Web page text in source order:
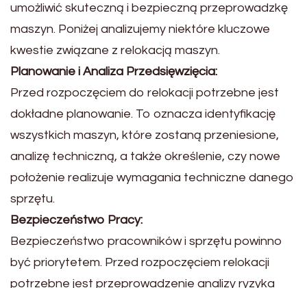
umożliwić skuteczną i bezpieczną przeprowadzkę
maszyn. Poniżej analizujemy niektóre kluczowe
kwestie związane z relokacją maszyn.
Planowanie i Analiza Przedsięwzięcia:
Przed rozpoczęciem do relokacji potrzebne jest
dokładne planowanie. To oznacza identyfikację
wszystkich maszyn, które zostaną przeniesione,
analizę techniczną, a także określenie, czy nowe
położenie realizuje wymagania techniczne danego
sprzętu.
Bezpieczeństwo Pracy:
Bezpieczeństwo pracowników i sprzętu powinno
być priorytetem. Przed rozpoczęciem relokacji
potrzebne jest przeprowadzenie analizy ryzyka